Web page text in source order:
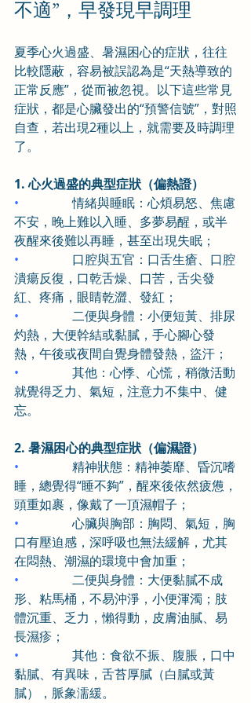
不適”，早發現早調理
夏季心火過盛、暑濕困心的症狀，往往
比較隱蔽，容易被誤認為是“天熱導致的
正常反應”，從而被忽視。以下這些常見
症狀，都是心臟發出的“預警信號”，對照
自查，若出現2種以上，就需要及時調理
了。
1. 心火過盛的典型症狀（偏熱證）
• 情緒與睡眠：心煩易怒、焦慮
不安，晚上難以入睡、多夢易醒，或半
夜醒來後難以再睡，甚至出現失眠；
• 口腔與五官：口舌生瘡、口腔
潰瘍反復，口乾舌燥、口苦，舌尖發
紅、疼痛，眼睛乾澀、發紅；
• 二便與身體：小便短黃、排尿
灼熱，大便幹結或黏膩，手心腳心發
熱，午後或夜間自覺身體發熱，盜汗；
• 其他：心悸、心慌，稍微活動
就覺得乏力、氣短，注意力不集中、健
忘。
2. 暑濕困心的典型症狀（偏濕證）
• 精神狀態：精神萎靡、昏沉嗜
睡，總覺得“睡不夠”，醒來後依然疲憊，
頭重如裹，像戴了一頂濕帽子；
• 心臟與胸部：胸悶、氣短，胸
口有壓迫感，深呼吸也無法緩解，尤其
在悶熱、潮濕的環境中會加重；
• 二便與身體：大便黏膩不成
形、粘馬桶，不易沖淨，小便渾濁；肢
體沉重、乏力，懶得動，皮膚油膩、易
長濕疹；
• 其他：食欲不振、腹脹，口中
黏膩、有異味，舌苔厚膩（白膩或黃
膩），脈象濡緩。